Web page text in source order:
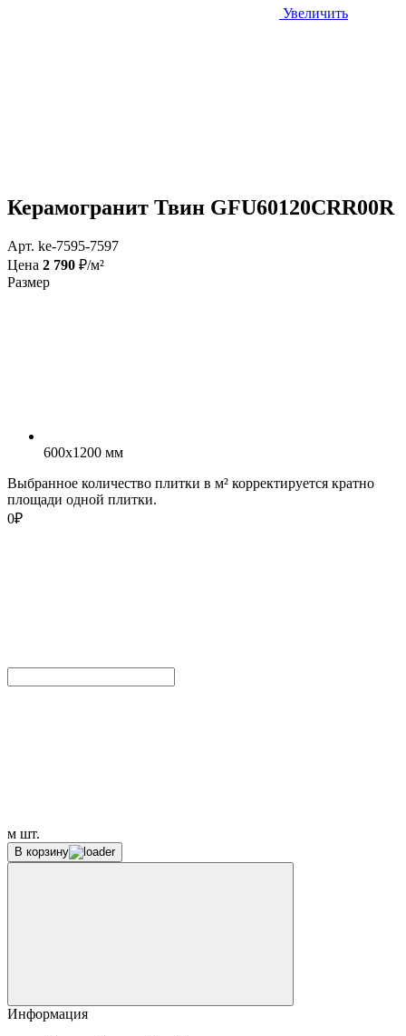
Увеличить
Керамогранит Твин GFU60120CRR00R
Арт. ke-7595-7597
Цена 2 790 ₽/м²
Размер
600x1200 мм
Выбранное количество плитки в м² корректируется кратно
площади одной плитки.
0₽
м шт.
В корзину
Информация